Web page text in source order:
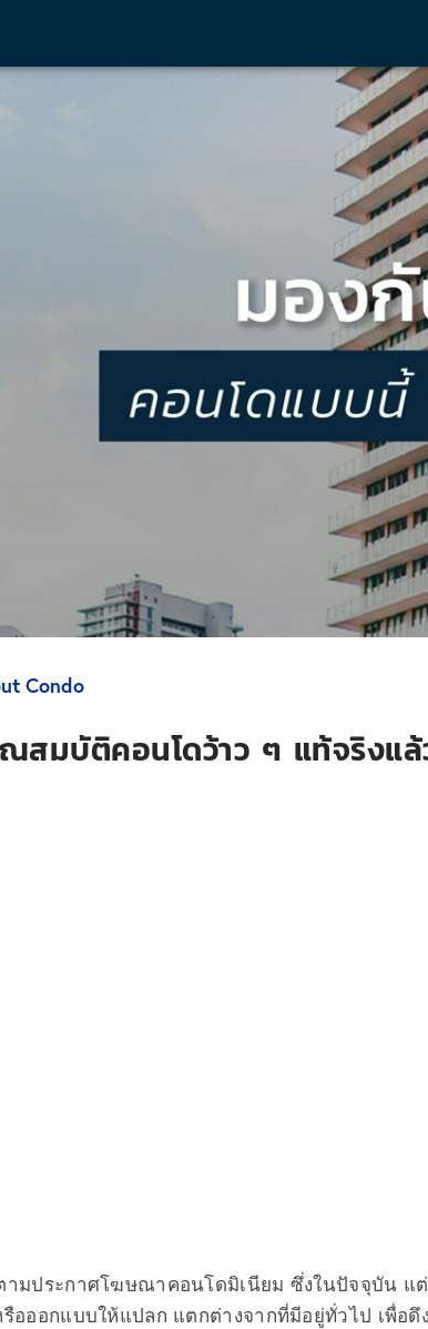
Condo
มบัติคอนโดว้าว ๆ แท้จริงแล้
ามประกาศโฆษณาคอนโดมิเนียม ซึ่งในปัจจุบัน แ
ออกแบบให้แปลก แตกต่างจากที่มีอยู่ทั่วไป เพื่อดึ